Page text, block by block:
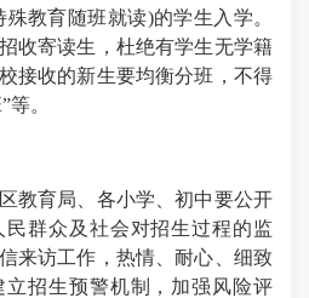
教育随班就读)的学生入学。
收寄读生，杜绝有学生无学籍
接收的新生要均衡分班，不得
。
育局、各小学、初中要公开
群众及社会对招生过程的监
来访工作，热情、耐心、细致
招生预警机制，加强风险评